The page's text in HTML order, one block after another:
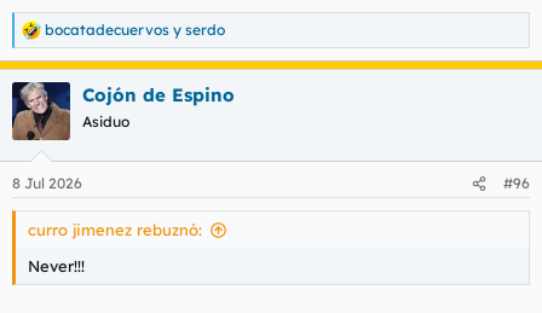
R
e
a
c
c
i
e
s
bocatadecuervos y serdo
Cojón de Espino
Asiduo
8 Jul 2026 #96
curro jimenez rebuznó:
Never!!!